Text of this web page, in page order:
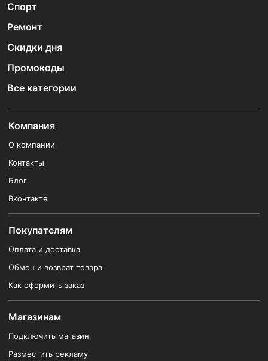
Спорт
Ремонт
Скидки дня
Промокоды
Все категории
Компания
О компании
Контакты
Блог
Вконтакте
Покупателям
Оплата и доставка
Обмен и возврат товара
Как оформить заказ
Магазинам
Подключить магазин
Разместить рекламу